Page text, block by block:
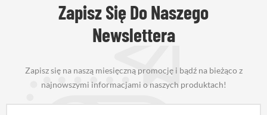
Zapisz Się Do Naszego
Newslettera
Zapisz się na naszą miesięczną promocję i bądź na bieżąco z
najnowszymi informacjami o naszych produktach!